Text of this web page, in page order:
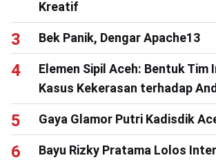
Kreatif
Bek Panik, Dengar Apache13
Elemen Sipil Aceh: Bentuk Tim
Kasus Kekerasan terhadap
Gaya Glamor Putri Kadisdik
Bayu Rizky Pratama Lolos